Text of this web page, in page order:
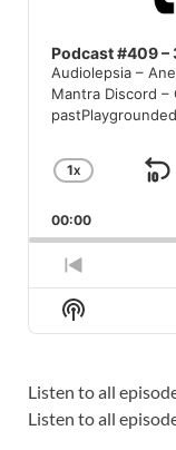
Podcast #409
Audiolepsia –
Mantra Discord
CHANGE
RATE
1X
00:00
PREVIOUS
EPISODE
Show
Podcast
Listen to all
Listen to all